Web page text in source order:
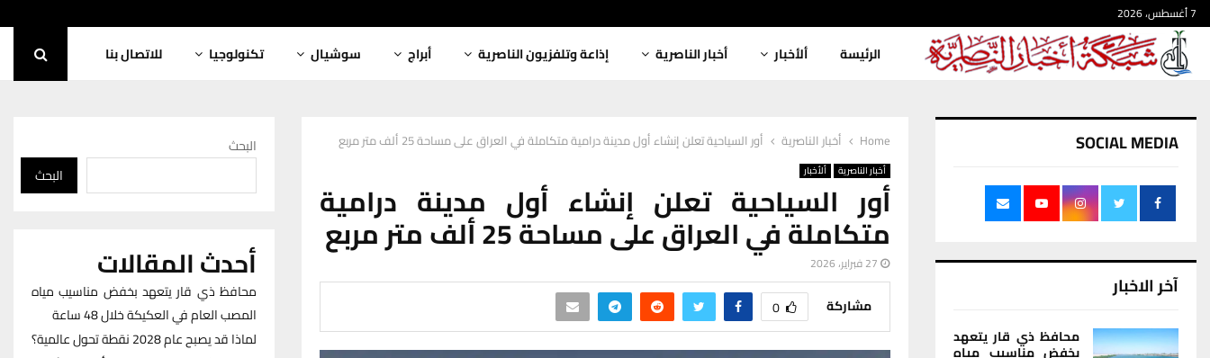
7 أغسطس، 2026
الرئيسة ألأخبار أخبار الناصرية إذاعة وتلفزيون الناصرية أبراج سوشيال تكنولوجيا للاتصال بنا
Home أخبار الناصرية أور السياحية تعلن إنشاء أول مدينة درامية متكاملة في العراق على مساحة 25 ألف متر مربع
أخبار الناصرية ألأخبار
أور السياحية تعلن إنشاء أول مدينة درامية
متكاملة في العراق على مساحة 25 ألف متر مربع
27 فبراير، 2026
مشاركة 0
SOCIAL MEDIA
آخر الاخبار
محافظ ذي قار يتعهد
بخفض مناسيب مياه
البحث
البحث
أحدث المقالات
محافظ ذي قار يتعهد بخفض مناسيب مياه
المصب العام في العكيكة خلال 48 ساعة
لماذا قد يصبح عام 2028 نقطة تحول عالمية؟